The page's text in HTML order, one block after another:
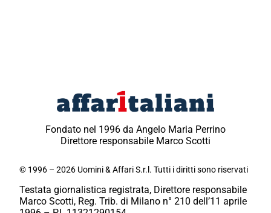
Fondato nel 1996 da Angelo Maria Perrino
Direttore responsabile Marco Scotti
© 1996 – 2026 Uomini & Affari S.r.l. Tutti i diritti sono riservati
Testata giornalistica registrata, Direttore responsabile
Marco Scotti, Reg. Trib. di Milano n° 210 dell’11 aprile